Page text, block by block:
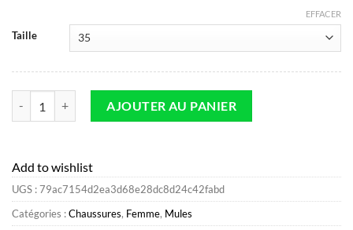
Taille
EFFACER
AJOUTER AU PANIER
Add to wishlist
UGS :79ac7154d2ea3d68e28dc8d24c42fabd
Catégories :Chaussures, Femme, Mules